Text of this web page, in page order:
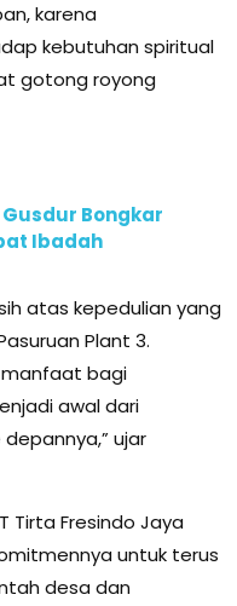
karena
kebutuhan spiritual
gotong royong
Bongkar
Ibadah
atas kepedulian yang
Plant 3.
bagi
awal dari
ujar
Tirta Fresindo Jaya
untuk terus
desa dan